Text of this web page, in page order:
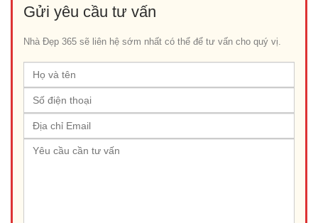
Gửi yêu cầu tư vấn
Nhà Đẹp 365 sẽ liên hệ sớm nhất có thể để tư vấn cho quý vị.